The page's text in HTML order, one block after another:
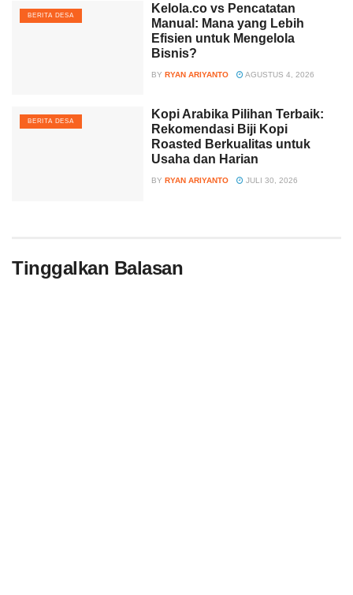
BERITA DESA
Kelola.co vs Pencatatan
Manual: Mana yang Lebih
Efisien untuk Mengelola
Bisnis?
BY RYAN ARIYANTO AGUSTUS 4, 2026
BERITA DESA
Kopi Arabika Pilihan Terbaik:
Rekomendasi Biji Kopi
Roasted Berkualitas untuk
Usaha dan Harian
BY RYAN ARIYANTO JULI 30, 2026
Tinggalkan Balasan